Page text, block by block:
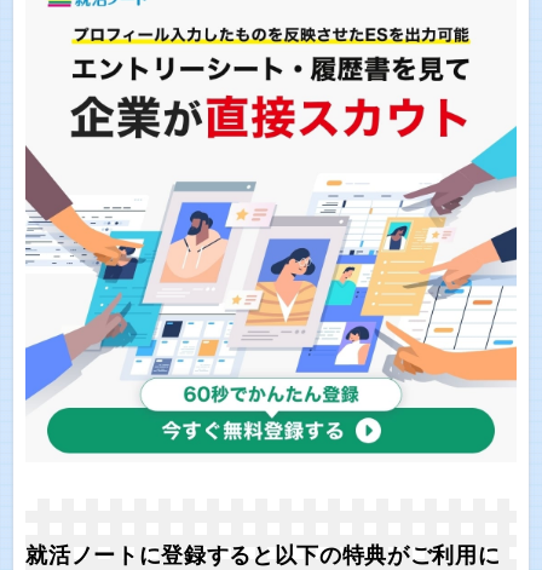
就活ノートに登録すると以下の特典がご利用に